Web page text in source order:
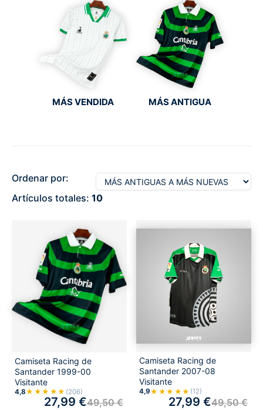
MÁS VENDIDA MÁS ANTIGUA
Ordenar por:
Artículos totales: 10
Camiseta Racing de
Santander 1999-00
Visitante
4,8★★★★★ (206)
49,50€
27,99 €
Camiseta Racing de
Santander 2007-08
Visitante
4,9★★★★★ (12)
49,50€
27,99 €